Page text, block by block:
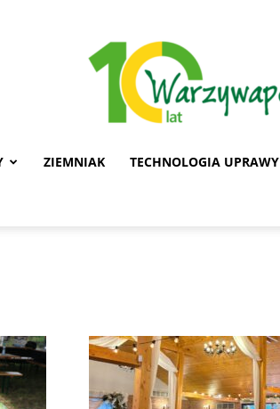
ZIEMNIAK TECHNOLOGIA UPRAWY